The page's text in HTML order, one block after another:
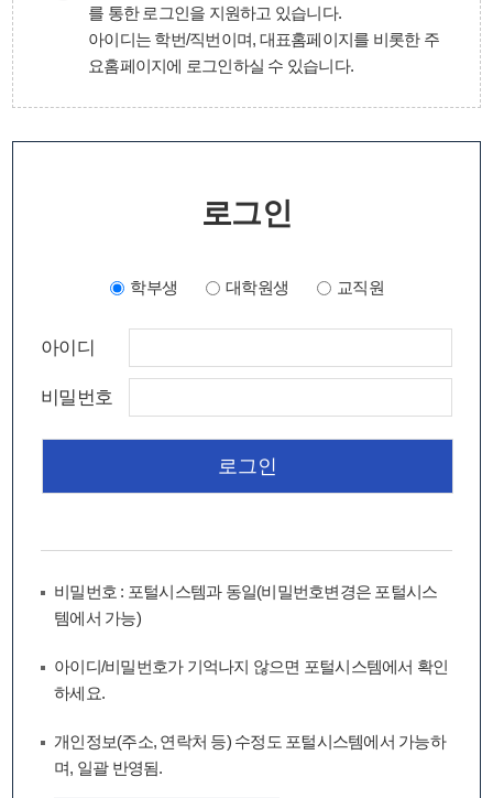
를 통한 로그인을 지원하고 있습니다.
아이디는 학번/직번이며, 대표홈페이지를 비롯한 주
요홈페이지에 로그인하실 수 있습니다.
로그인
학부생 대학원생 교직원
아이디
비밀번호
비밀번호 : 포털시스템과 동일(비밀번호변경은 포털시스
템에서 가능)
아이디/비밀번호가 기억나지 않으면 포털시스템에서 확인
하세요.
개인정보(주소, 연락처 등) 수정도 포털시스템에서 가능하
며, 일괄 반영됨.